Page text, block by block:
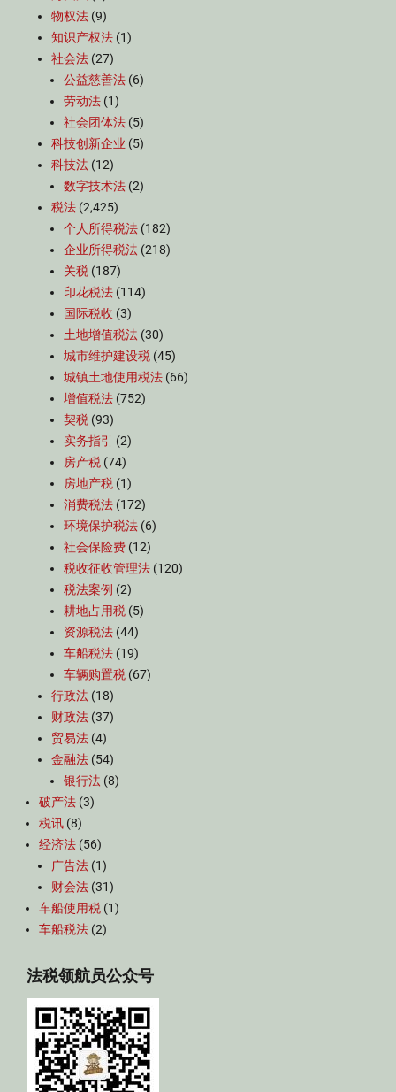
物权法 (9)
知识产权法 (1)
社会法 (27)
公益慈善法 (6)
劳动法 (1)
社会团体法 (5)
科技创新企业 (5)
科技法 (12)
数字技术法 (2)
税法 (2,425)
个人所得税法 (182)
企业所得税法 (218)
关税 (187)
印花税法 (114)
国际税收 (3)
土地增值税法 (30)
城市维护建设税 (45)
城镇土地使用税法 (66)
增值税法 (752)
契税 (93)
实务指引
(2)
房产税 (74)
房地产税 (1)
消费税法 (172)
环境保护税法 (6)
社会保险费 (12)
税收征收管理法 (120)
税法案例 (2)
耕地占用税 (5)
资源税法 (44)
车船税法 (19)
车辆购置税 (67)
行政法 (18)
财政法 (37)
贸易法 (4)
金融法 (54)
银行法 (8)
破产法 (3)
税讯 (8)
经济法 (56)
广告法 (1)
财会法 (31)
车船使用税 (1)
车船税法 (2)
法税领航员公众号